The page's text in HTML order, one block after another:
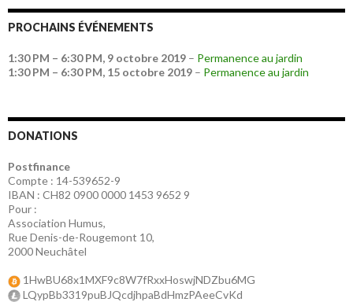
PROCHAINS ÉVÉNEMENTS
1:30 PM – 6:30 PM, 9 octobre 2019 – Permanence au jardin
1:30 PM – 6:30 PM, 15 octobre 2019 – Permanence au jardin
DONATIONS
Postfinance
Compte : 14-539652-9
IBAN : CH82 0900 0000 1453 9652 9
Pour :
Association Humus,
Rue Denis-de-Rougemont 10,
2000 Neuchâtel
1HwBU68x1MXF9c8W7fRxxHoswjNDZbu6MG
LQypBb3319puBJQcdjhpaBdHmzPAeeCvKd